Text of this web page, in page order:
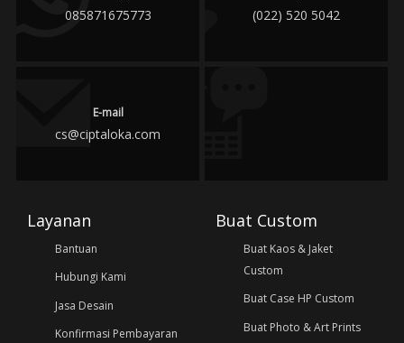
085871675773 (022) 520 5042
E-mail
cs@ciptaloka.com
Layanan
Bantuan
Hubungi Kami
Jasa Desain
Konfirmasi Pembayaran
Buat Custom
Buat Kaos & Jaket
Custom
Buat Case HP Custom
Buat Photo & Art Prints